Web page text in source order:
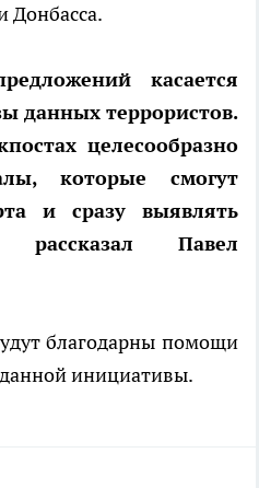
Донбасса.
касается
данных террористов.
целесообразно
которые смогут
и сразу выявлять
рассказал Павел
благодарны помощи
инициативы.